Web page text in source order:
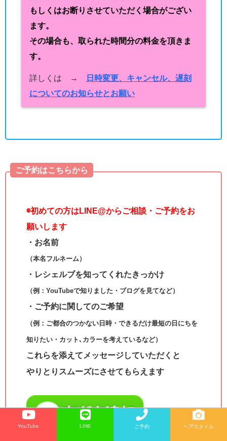
もしくはお断りさせていただく場合がござい
ます。
その場合も、取られた時間分の料金を頂きま
す。
詳しくは →
日時変更、キャンセル、遅刻
についてのお知らせとお願い
ご予約はこちらから
◉初めての方はLINE@からご相談・ご予約をお
願いします
・お名前
（本名フルネーム）
・レシェルブを知ってくれたきっかけ
（例：YouTubeで知りました・ブログを見てなど）
・ご予約に関してのご希望
（例：ご都合のつかない日時・できるだけ最短の日にちを
知りたい・カット､カラーを考えているなど）
これらを添えてメッセージしていただくと
やりとりスムーズにさせてもらえます
YouTube LINE ご予約 ヘアスタイル